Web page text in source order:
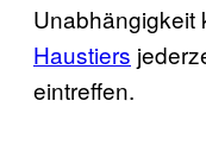
Unabhängigkeit
Haustiers
eintreffen.